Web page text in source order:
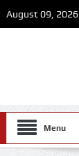
August 09, 2026
Menu